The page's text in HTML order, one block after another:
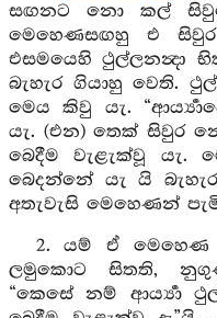
සඟනට නො කල්
මෙහෙණසඟහු එ සිවුර
එසමයෙහි ථුල්ලනන්‍දා
බැහැර ගියාහු වෙති.
මෙය කිවු යැ.
යැ. (එන) තෙක් සිවුර
බෙදීම වැළැක්වූ
බෙදන්නේ යැ යි
අතැවැසි මෙහෙණන්
2. යම් ඒ
ලමුකොට සිතති,
“කෙසේ නම් ආර්‍ය්‍යා